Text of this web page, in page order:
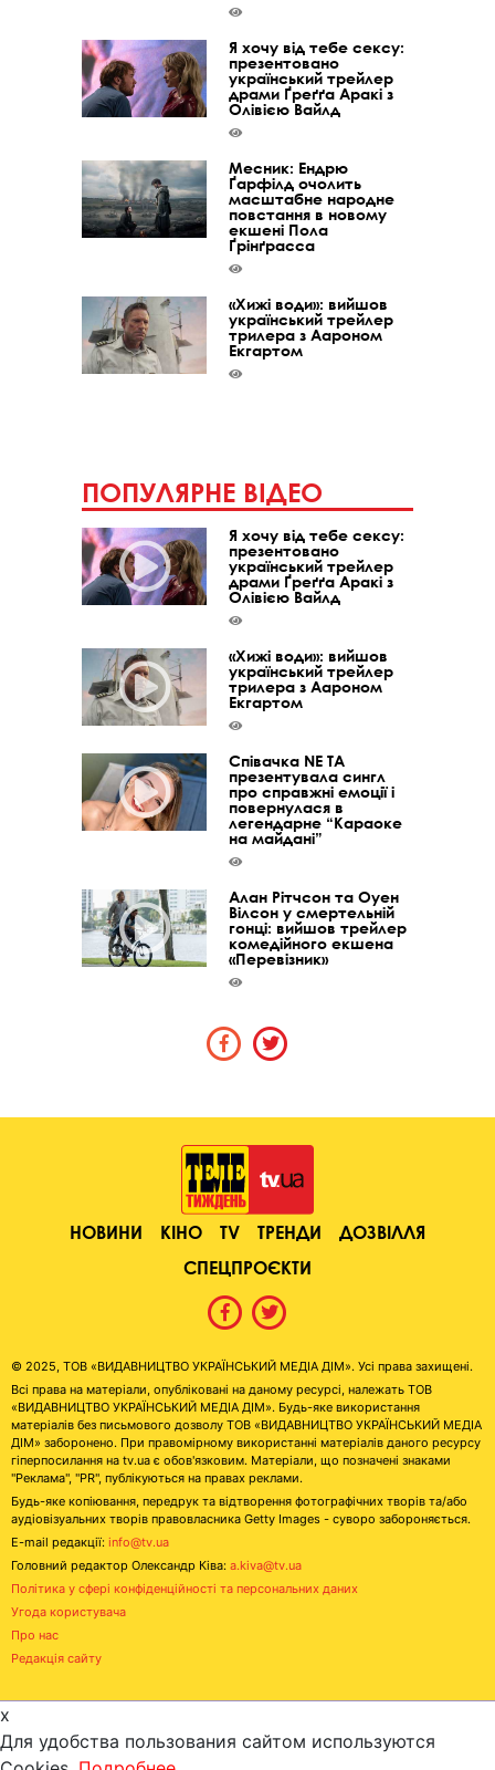
Я хочу від тебе сексу:
презентовано
український трейлер
драми Ґреґґа Аракі з
Олівією Вайлд
Месник: Ендрю
Ґарфілд очолить
масштабне народне
повстання в новому
екшені Пола
Ґрінґрасса
«Хижі води»: вийшов
український трейлер
трилера з Аароном
Екгартом
ПОПУЛЯРНЕ ВІДЕО
Я хочу від тебе сексу:
презентовано
український трейлер
драми Ґреґґа Аракі з
Олівією Вайлд
«Хижі води»: вийшов
український трейлер
трилера з Аароном
Екгартом
Співачка NE TA
презентувала сингл
про справжні емоції і
повернулася в
легендарне “Караоке
на майдані”
Алан Рітчсон та Оуен
Вілсон у смертельній
гонці: вийшов трейлер
комедійного екшена
«Перевізник»
НОВИНИ КІНО TV ТРЕНДИ
ДОЗВІЛЛЯ
СПЕЦПРОЄКТИ
© 2025, ТОВ «ВИДАВНИЦТВО УКРАЇНСЬКИЙ МЕДІА ДІМ». Усі права захищені.
Всі права на матеріали, опубліковані на даному ресурсі, належать ТОВ
«ВИДАВНИЦТВО УКРАЇНСЬКИЙ МЕДІА ДІМ». Будь-яке використання
матеріалів без письмового дозволу ТОВ «ВИДАВНИЦТВО УКРАЇНСЬКИЙ МЕДІА
ДІМ» заборонено. При правомірному використанні матеріалів даного ресурсу
гіперпосилання на tv.ua є обов'язковим. Матеріали, що позначені знаками
"Реклама", "PR", публікуються на правах реклами.
Будь-яке копіювання, передрук та відтворення фотографічних творів та/або
аудіовізуальних творів правовласника Getty Images - суворо забороняється.
E-mail редакції: info@tv.ua
Головний редактор Олександр Ківа: a.kiva@tv.ua
Політика у сфері конфіденційності та персональних даних
Угода користувача
Про нас
Редакція сайту
x
Для удобства пользования сайтом используются